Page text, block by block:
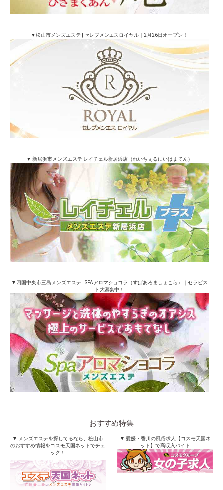
▼松山市メンズエステ | セレブメンエスロイヤル｜2月26日オープン！
▼ 新居浜市メンズエステ レイチェル新居浜店（れいちぇるにいはまてん）
▼四国中央市三島メンズエステ | SPAアロマショコラ（すぱあろましょこら）｜セラピス
ト大募集中！
おすすめ特集
▼ メンズエステを探してるなら、松山市
のおすすめ情報をコスモ天国ネットでチェ
ック！
▼ 愛媛・香川の風俗求人【コスモ天国ネ
ット】で高収入バイト